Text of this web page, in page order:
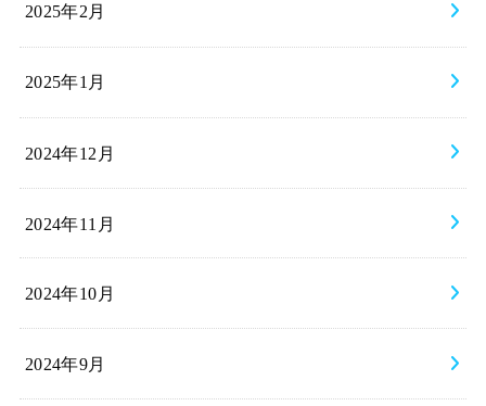
2025年2月
2025年1月
2024年12月
2024年11月
2024年10月
2024年9月